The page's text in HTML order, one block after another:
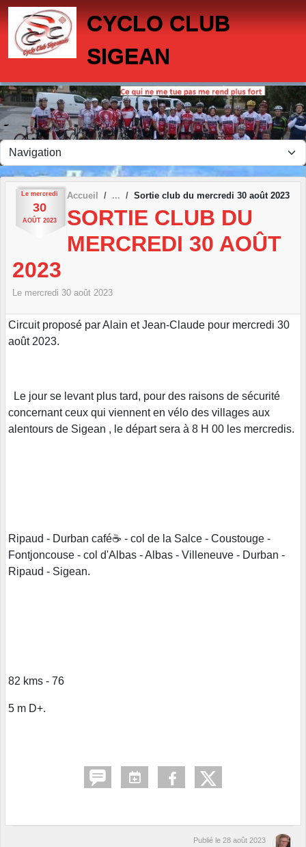
CYCLO CLUB
SIGEAN
Le mercredi
30
AOÛT 2023
Accueil Sortie club du mercredi 30 août 2023
SORTIE CLUB DU
MERCREDI 30 AOÛT
2023
Le mercredi 30 août 2023
Circuit proposé par Alain et Jean-Claude pour mercredi 30
août 2023.
Le jour se levant plus tard, pour des raisons de sécurité
concernant ceux qui viennent en vélo des villages aux
alentours de Sigean , le départ sera à 8 H 00 les mercredis.
Ripaud - Durban café☕ - col de la Salce - Coustouge -
Fontjoncouse - col d'Albas - Albas - Villeneuve - Durban -
Ripaud - Sigean.
82 kms - 76
5 m D+.
Publié le 28 août 2023
Panneau de gestion des cookies